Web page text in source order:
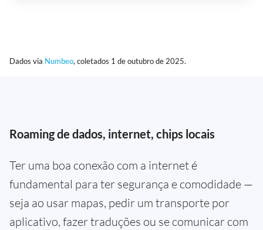
Dados via Numbeo, coletados 1 de outubro de 2025.
Roaming de dados, internet, chips locais
Ter uma boa conexão com a internet é
fundamental para ter segurança e comodidade —
seja ao usar mapas, pedir um transporte por
aplicativo, fazer traduções ou se comunicar com